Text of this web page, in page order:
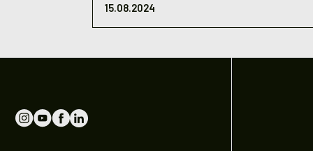
15.08.2024